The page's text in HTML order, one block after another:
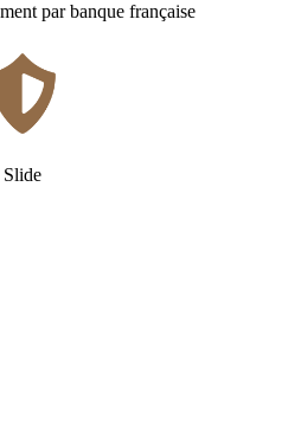
par banque française
Slide